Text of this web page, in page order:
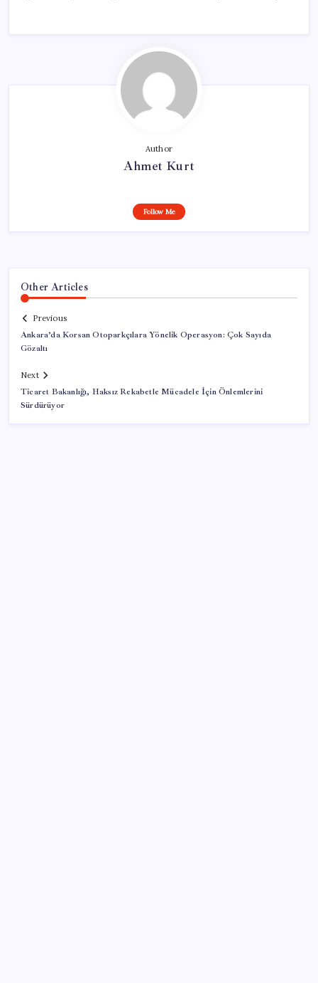
Author
Ahmet Kurt
Follow Me
Other Articles
Previous
Ankara’da Korsan Otoparkçılara Yönelik Operasyon: Çok Sayıda
Gözaltı
Next
Ticaret Bakanlığı, Haksız Rekabetle Mücadele İçin Önlemlerini
Sürdürüyor